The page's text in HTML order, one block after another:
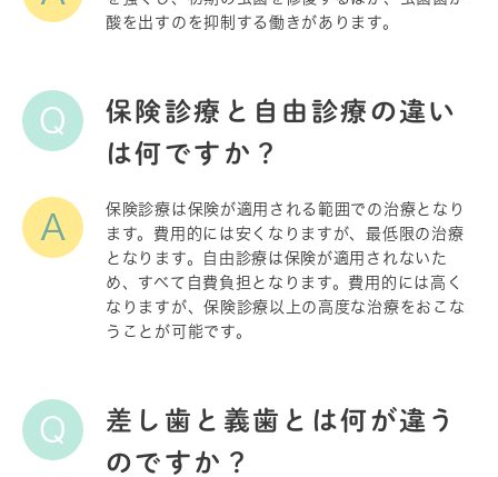
酸を出すのを抑制する働きがあります。
Q
保険診療と自由診療の違い
は何ですか？
A
保険診療は保険が適用される範囲での治療となり
ます。費用的には安くなりますが、最低限の治療
となります。自由診療は保険が適用されないた
め、すべて自費負担となります。費用的には高く
なりますが、保険診療以上の高度な治療をおこな
うことが可能です。
Q
差し歯と義歯とは何が違う
のですか？